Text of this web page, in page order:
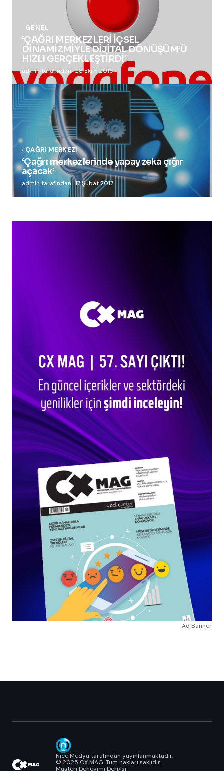
GENEL
‘ÇAĞRI MERKEZLERİ İÇSEL
DİNAMİZMİYLE DİJİTAL DÖNÜŞÜM’Ü
HIZLI GERÇEKLEŞTİRDİ’
admin tarafından 28 Ekim 2016
ÇAĞRI MERKEZI
‘Çağrı merkezlerinde yapay zeka çığır
açacak’
admin tarafından 17 Şubat 2017
Ad Banner
Nice Medya tarafından yayınlanmaktadır.
© 2025 CX MAG. Tüm hakları saklıdır.
Müşteri Deneyimi Dergisi